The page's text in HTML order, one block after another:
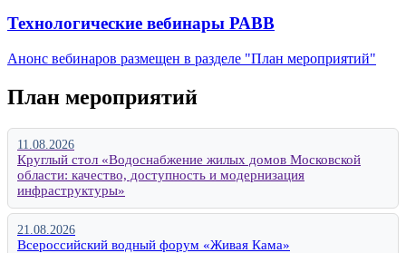
Технологические вебинары РАВВ
Анонс вебинаров размещен в разделе "План мероприятий"
План мероприятий
11.08.2026
Круглый стол «Водоснабжение жилых домов Московской
области: качество, доступность и модернизация
инфраструктуры»
21.08.2026
Всероссийский водный форум «Живая Кама»